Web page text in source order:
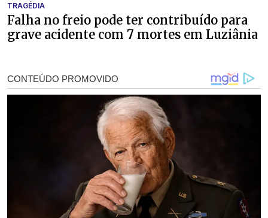
TRAGÉDIA
Falha no freio pode ter contribuído para
grave acidente com 7 mortes em Luziânia